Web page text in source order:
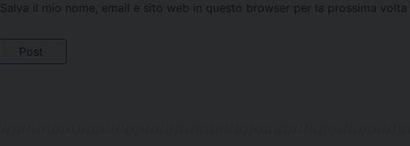
Salva il mio nome, email e sito web in questo browser per la prossima